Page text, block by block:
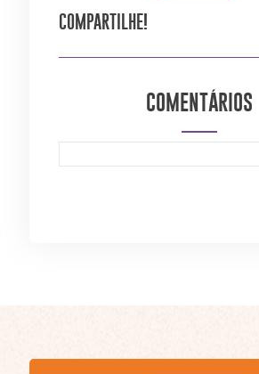
COMPARTILHE!
COMENTÁRIOS